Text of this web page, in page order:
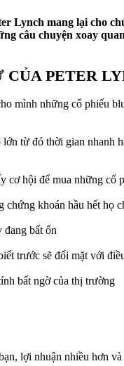
Lynch mang lại cho
câu chuyện xoay
CỦA PETER
mình những cổ phiếu
từ đó thời gian nhanh
cơ hội để mua những cổ
khoán hầu hết họ
bất ổn
trước sẽ đối mặt với
bất ngờ của thị trường
lợi nhuận nhiều hơn